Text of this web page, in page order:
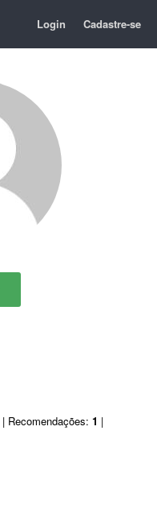
Login Cadastre-se
| Recomendações: 1 |